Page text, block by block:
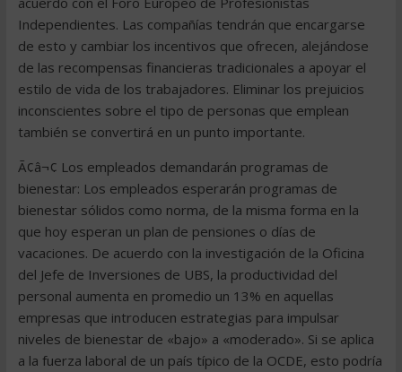
Independientes. Las compañías tendrán que encargarse
de esto y cambiar los incentivos que ofrecen, alejándose
de las recompensas financieras tradicionales a apoyar el
estilo de vida de los trabajadores. Eliminar los prejuicios
inconscientes sobre el tipo de personas que emplean
también se convertirá en un punto importante.
Ã¢â¬¢ Los empleados demandarán programas de
bienestar: Los empleados esperarán programas de
bienestar sólidos como norma, de la misma forma en la
que hoy esperan un plan de pensiones o días de
vacaciones. De acuerdo con la investigación de la Oficina
del Jefe de Inversiones de UBS, la productividad del
personal aumenta en promedio un 13% en aquellas
empresas que introducen estrategias para impulsar
niveles de bienestar de «bajo» a «moderado». Si se aplica
a la fuerza laboral de un país típico de la OCDE, esto podría